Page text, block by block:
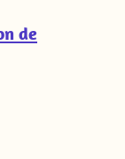
de